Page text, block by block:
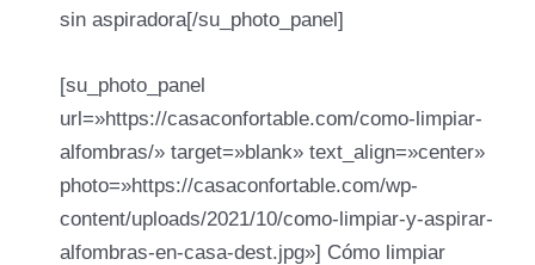
sin aspiradora[/su_photo_panel]
[su_photo_panel
url=»https://casaconfortable.com/como-limpiar-
alfombras/» target=»blank» text_align=»center»
photo=»https://casaconfortable.com/wp-
content/uploads/2021/10/como-limpiar-y-aspirar-
alfombras-en-casa-dest.jpg»] Cómo limpiar